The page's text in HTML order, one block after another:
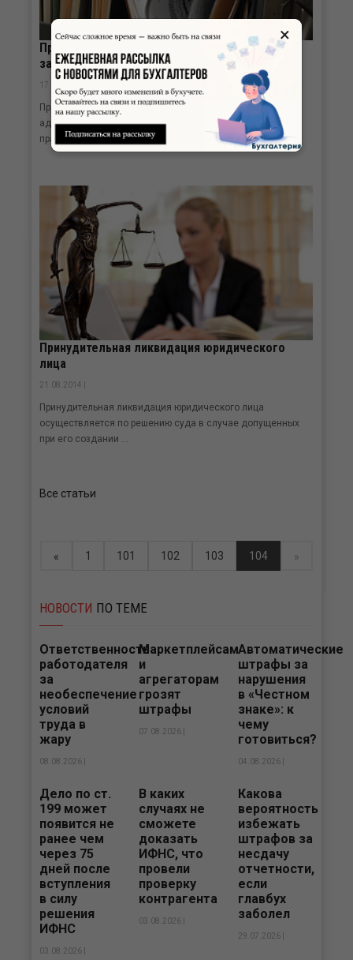
Проблемы практики применения
законодательства о налогах и сборах
17.12.2014 |
Правомерно ли привлечение главного бухгалтера к
административной ответственности за грубое нарушение
правил ведения...
Принудительная ликвидация юридического
лица
21.08.2014 |
Принудительная ликвидация юридического лица
осуществляется по решению суда в случае допущенных
при его создании ...
Все статьи
« 1 101 102 103 104 »
НОВОСТИ ПО ТЕМЕ
Ответственность
работодателя
за
необеспечение
условий
труда в
жару
08.08.2026 |
Маркетплейсам
и
агрегаторам
грозят
штрафы
07.08.2026 |
Автоматические
штрафы за
нарушения
в «Честном
знаке»: к
чему
готовиться?
04.08.2026 |
Дело по ст.
199 может
появится не
ранее чем
через 75
дней после
вступления
в силу
решения
ИФНС
03.08.2026 |
В каких
случаях не
сможете
доказать
ИФНС, что
провели
проверку
контрагента
03.08.2026 |
Какова
вероятность
избежать
штрафов за
несдачу
отчетности,
если
главбух
заболел
29.07.2026 |
×